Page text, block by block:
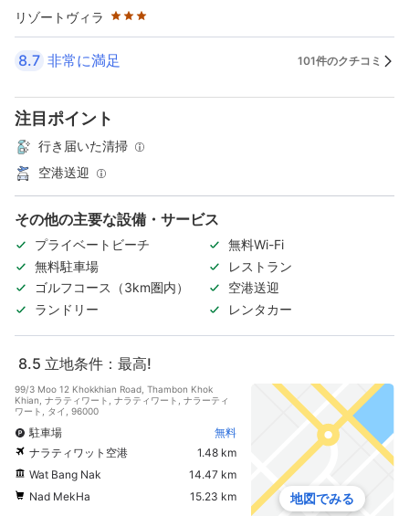
リゾートヴィラ
8.7 非常に満足 101件のクチコミ
注目ポイント
行き届いた清掃
空港送迎
その他の主要な設備・サービス
プライベートビーチ
無料Wi-Fi
無料駐車場
レストラン
ゴルフコース（3km圏内）
空港送迎
ランドリー
レンタカー
8.5 立地条件：最高!
99/3 Moo 12 Khokkhian Road, Thambon Khok
Khian, ナラティワート, ナラティワート, ナラーティ
ワート, タイ, 96000
駐車場
無料
ナラティワット空港
1.48 km
Wat Bang Nak
14.47 km
Nad MekHa
15.23 km
地図でみる